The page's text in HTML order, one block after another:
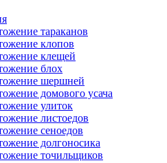
тараканов
клопов
клещей
блох
шершней
домового усача
улиток
листоедов
сеноедов
долгоносика
точильщиков